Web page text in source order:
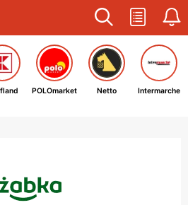
POLOmarket Netto Intermarche